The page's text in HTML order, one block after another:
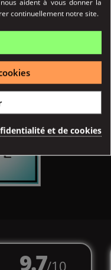
aident à vous donner la
continuellement notre site.
et de cookies